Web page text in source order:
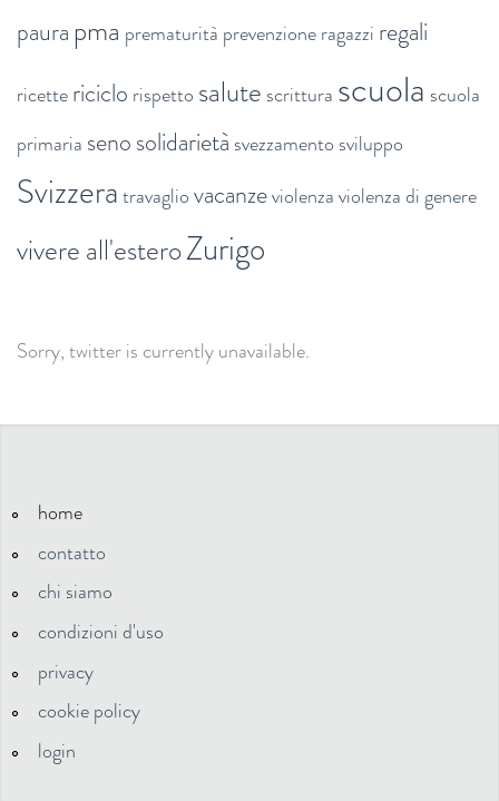
paura pma prematurità prevenzioneragazzi regali
ricettericiclo rispetto salute scrittura scuola scuola
primaria senosolidarietà svezzamento sviluppo
Svizzeratravagliovacanzeviolenzaviolenza di genere
vivere all'esteroZurigo
Sorry, twitter is currently unavailable.
home
contatto
chi siamo
condizioni d'uso
privacy
cookie policy
login